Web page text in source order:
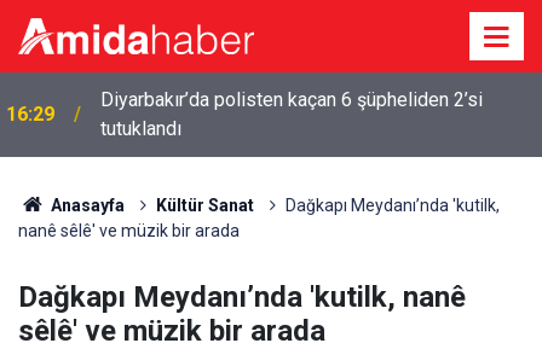
16:29
Diyarbakır’da polisten kaçan 6 şüpheliden 2’si
tutuklandı
Anasayfa Kültür Sanat
Dağkapı Meydanı’nda 'kutilk,
nanê sêlê' ve müzik bir arada
Dağkapı Meydanı’nda 'kutilk, nanê
sêlê' ve müzik bir arada